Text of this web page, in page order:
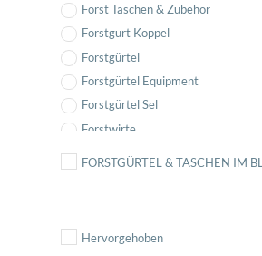
Forst Taschen & Zubehör
Forstgurt Koppel
Forstgürtel
Forstgürtel Equipment
Forstgürtel Sel
Forstwirte
Produkt Auswahl
FORSTGÜRTEL & TASCHEN IM
Hervorgehoben